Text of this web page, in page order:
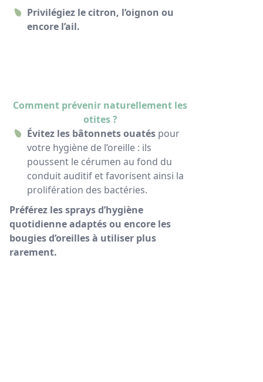
Privilégiez le citron, l’oignon ou
encore l’ail.
Comment prévenir naturellement les
otites ?
Évitez les bâtonnets ouatés pour
votre hygiène de l’oreille : ils
poussent le cérumen au fond du
conduit auditif et favorisent ainsi la
prolifération des bactéries.
Préférez les sprays d’hygiène
quotidienne adaptés ou encore les
bougies d’oreilles à utiliser plus
rarement.